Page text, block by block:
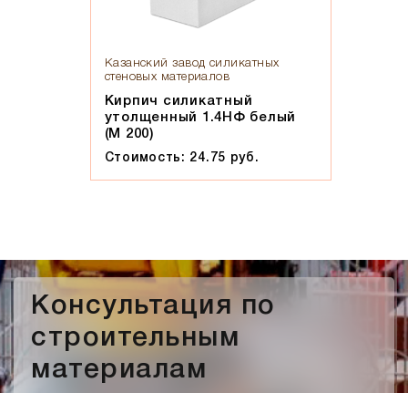
Казанский завод силикатных
стеновых материалов
Кирпич силикатный
утолщенный 1.4НФ белый
(М 200)
Стоимость: 24.75 руб.
Консультация по
строительным
материалам